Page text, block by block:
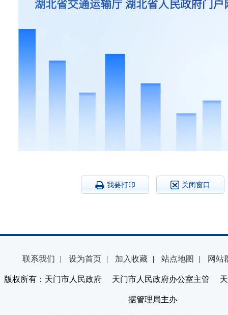
我要打印 关闭窗口
联系我们 | 设为首页 | 加入收藏 | 站点地图 | 网站
版权所有：天门市人民政府 天门市人民政府办公室主管 天
据管理局主办